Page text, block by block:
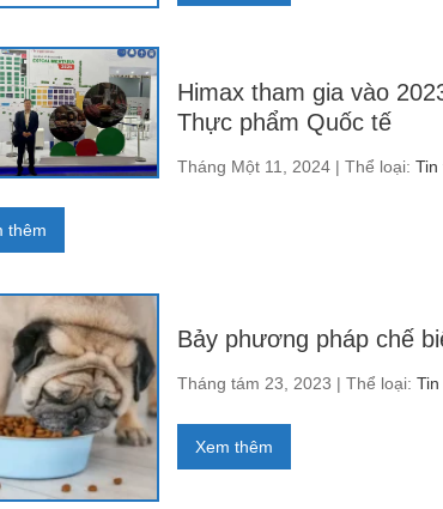
Himax tham gia vào
Thực phẩm Quốc tế
Tháng Một 11, 2024 | Thể loại: Tin
thêm
Bảy phương pháp chế
Tháng tám 23, 2023 | Thể loại:
Xem thêm